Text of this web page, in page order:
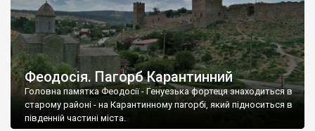
Феодосія. Пагорб Карантинний
Головна памятка Феодосії - Генуезька фортеця знаходиться в
старому районі - на Карантинному пагорбі, який підноситься в
південній частині міста.